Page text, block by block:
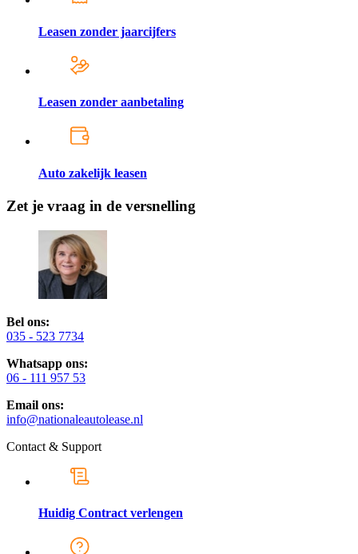
Leasen zonder jaarcijfers
Leasen zonder aanbetaling
Auto zakelijk leasen
Zet je vraag in de versnelling
Bel ons:
035 - 523 7734
Whatsapp ons:
06 - 111 957 53
Email ons:
info@nationaleautolease.nl
Contact & Support
Huidig Contract verlengen